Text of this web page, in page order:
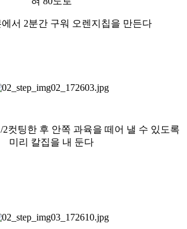
서 2분간 구워 오렌지칩을 만든다
컷팅한 후 안쪽 과육을 떼어 낼 수 있도록
미리 칼집을 내 둔다